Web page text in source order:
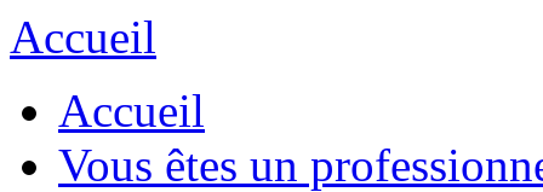
Accueil
Accueil
Vous êtes un